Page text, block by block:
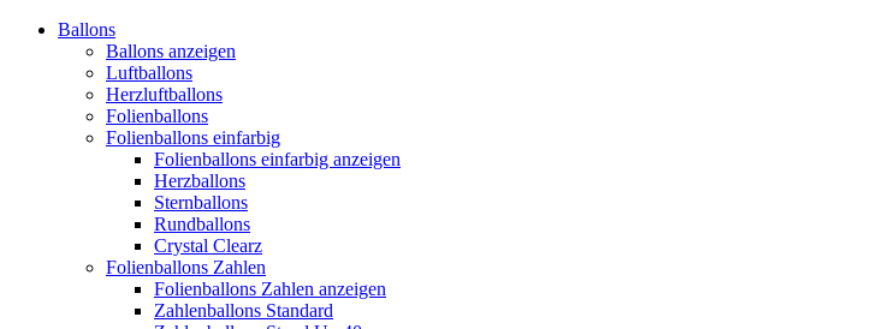
Ballons
Ballons anzeigen
Luftballons
Herzluftballons
Folienballons
Folienballons einfarbig
Folienballons einfarbig anzeigen
Herzballons
Sternballons
Rundballons
Crystal Clearz
Folienballons Zahlen
Folienballons Zahlen anzeigen
Zahlenballons Standard